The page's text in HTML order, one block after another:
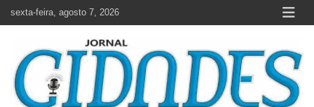
sexta-feira, agosto 7, 2026